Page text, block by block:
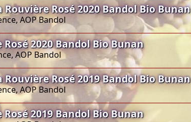
Rosé 2020 Bandol Bio Bunan
AOP Bandol
2020 Bandol Bio Bunan
AOP Bandol
Rosé 2019 Bandol Bio Bunan
AOP Bandol
2019 Bandol Bio Bunan